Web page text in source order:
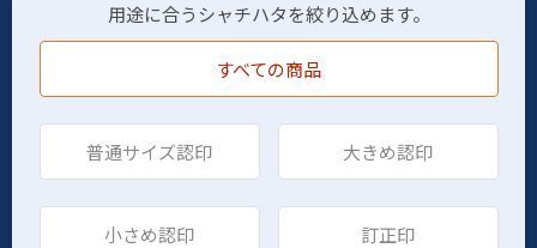
用途に合うシャチハタを絞り込めます。
すべての商品
普通サイズ認印 大きめ認印
小さめ認印 訂正印